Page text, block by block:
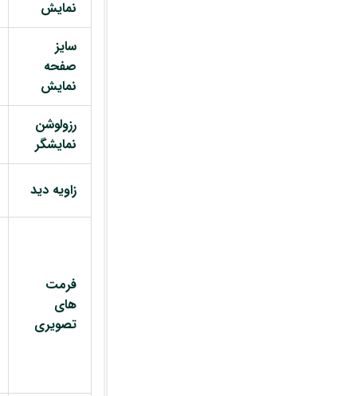
نمایش
سایز
صفحه
نمایش
رزولوشن
نمایشگر
زاویه دید
فرمت
های
تصویری